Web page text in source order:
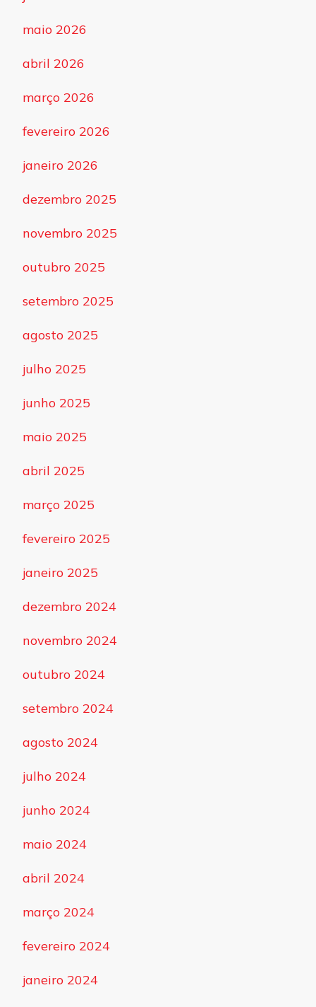
maio 2026
abril 2026
março 2026
fevereiro 2026
janeiro 2026
dezembro 2025
novembro 2025
outubro 2025
setembro 2025
agosto 2025
julho 2025
junho 2025
maio 2025
abril 2025
março 2025
fevereiro 2025
janeiro 2025
dezembro 2024
novembro 2024
outubro 2024
setembro 2024
agosto 2024
julho 2024
junho 2024
maio 2024
abril 2024
março 2024
fevereiro 2024
janeiro 2024